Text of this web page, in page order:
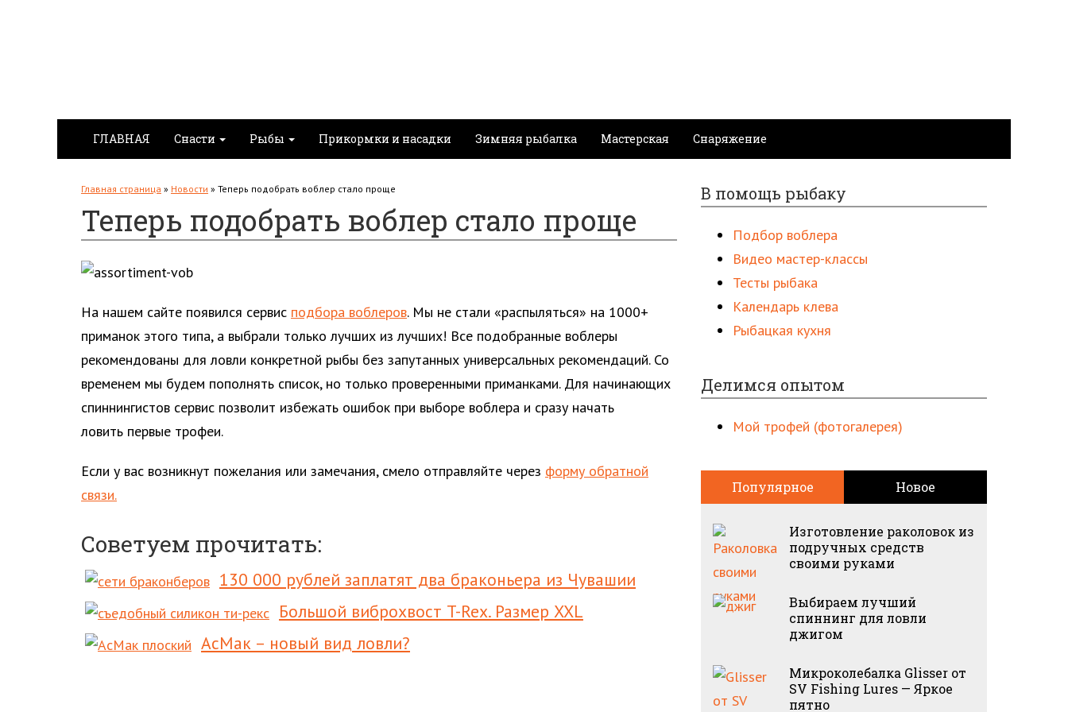
ГЛАВНАЯ Снасти Рыбы Прикормки и насадки Зимняя рыбалка Мастерская Снаряжение
Главная страница » Новости » Теперь подобрать воблер стало проще
Теперь подобрать воблер стало проще
На нашем сайте появился сервис подбора воблеров. Мы не стали «распыляться» на 1000+
приманок этого типа, а выбрали только лучших из лучших! Все подобранные воблеры
рекомендованы для ловли конкретной рыбы без запутанных универсальных рекомендаций. Со
временем мы будем пополнять список, но только проверенными приманками. Для начинающих
спиннингистов сервис позволит избежать ошибок при выборе воблера и сразу начать
ловить первые трофеи.
Если у вас возникнут пожелания или замечания, смело отправляйте через форму обратной
связи.
Советуем прочитать:
130 000 рублей заплатят два браконьера из Чувашии
Большой виброхвост T-Rex. Размер XXL
АсМак – новый вид ловли?
В помощь рыбаку
Подбор воблера
Видео мастер-классы
Тесты рыбака
Календарь клева
Рыбацкая кухня
Делимся опытом
Мой трофей (фотогалерея)
Популярное Новое
Изготовление раколовок из
подручных средств
своими руками
Выбираем лучший
спиннинг для ловли
джигом
Микроколебалка Glisser от
SV Fishing Lures — Яркое
пятно